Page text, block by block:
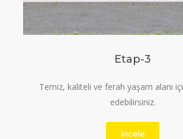
Etap-3
Temiz, kaliteli ve ferah yaşam alanı
edebilirsiniz.
İncele